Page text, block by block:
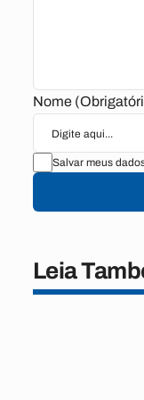
Nome
Salvar meus
Leia